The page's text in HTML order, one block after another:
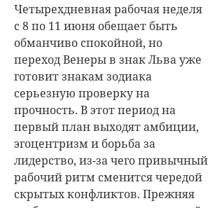
Четырехдневная рабочая неделя
с 8 по 11 июня обещает быть
обманчиво спокойной, но
переход Венеры в знак Льва уже
готовит знакам зодиака
серьезную проверку на
прочность. В этот период на
первый план выходят амбиции,
эгоцентризм и борьба за
лидерство, из-за чего привычный
рабочий ритм сменится чередой
скрытых конфликтов. Прежняя